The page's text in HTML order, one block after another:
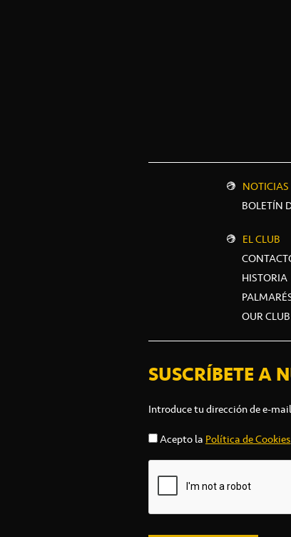
NOTICIAS
BOLETÍN
EL CLUB
HISTORIA
OUR CLUB
SUSCRÍBETE A
Introduce tu dirección de e-
Acepto la Política de Cookies